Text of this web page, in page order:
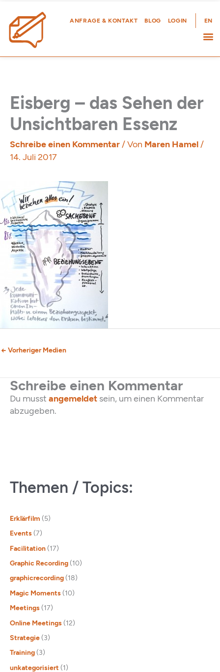
Inhalt
springen
ANFRAGE & KONTAKT BLOG LOGIN EN
Eisberg – das Sehen der
Unsichtbaren Essenz
Schreibe einen Kommentar/ Von Maren Hamel/
14. Juli 2017
← Vorheriger Medien
Schreibe einen Kommentar
Du musst angemeldet sein, um einen Kommentar
abzugeben.
Themen / Topics:
Erklärfilm (5)
Events (7)
Facilitation (17)
Graphic Recording (10)
graphicrecording (18)
Magic Moments (10)
Meetings (17)
Online Meetings (12)
Strategie (3)
Training (3)
unkategorisiert (1)